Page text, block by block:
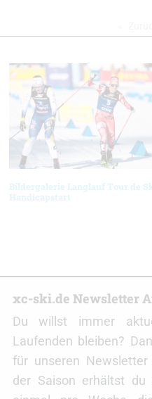
Bildergalerie Langlauf Tour de
Handicapstart
xc-ski.de Newsletter
Du willst immer
Laufenden bleiben?
für unseren Newsletter
der Saison erhältst